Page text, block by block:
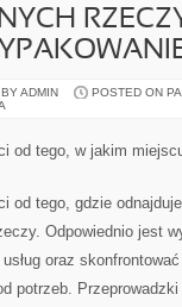
ADMIN POSTED ON
od tego, w jakim
od tego, gdzie
Odpowiednio jest
oraz
potrzeb.